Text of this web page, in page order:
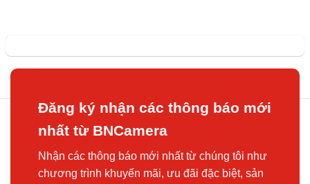
Đăng ký nhận các thông báo mới
nhất từ BNCamera
Nhận các thông báo mới nhất từ chúng tôi như
chương trình khuyến mãi, ưu đãi đặc biệt, sản